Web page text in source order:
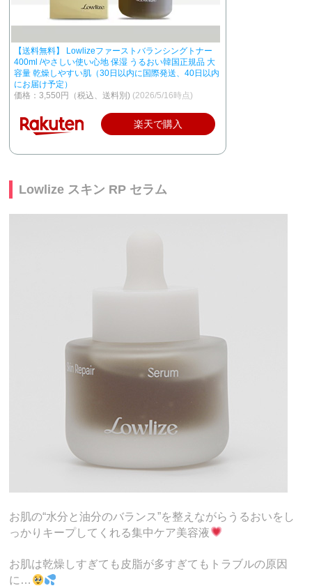
【送料無料】 Lowlizeファーストバランシングトナー
400ml /やさしい使い心地 保湿 うるおい韓国正規品 大
容量 乾燥しやすい肌（30日以内に国際発送、40日以内
にお届け予定）
価格：3,550円（税込、送料別) (2026/5/16時点)
楽天で購入
Lowlize スキン RP セラム
お肌の“水分と油分のバランス”を整えながらうるおいをし
っかりキープしてくれる集中ケア美容液
お肌は乾燥しすぎても皮脂が多すぎてもトラブルの原因
に…